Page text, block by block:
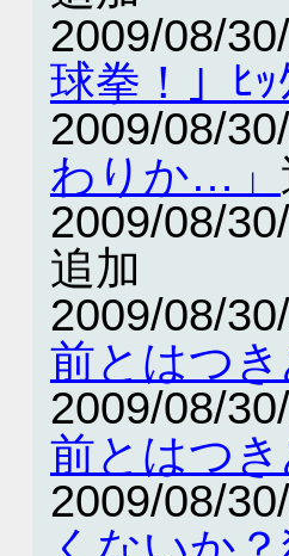
2009/08/
球拳！」ﾋｯ
2009/08/
わりか…」
2009/08/
追加
2009/08/
前とはつ
2009/08/
前とはつ
2009/08/